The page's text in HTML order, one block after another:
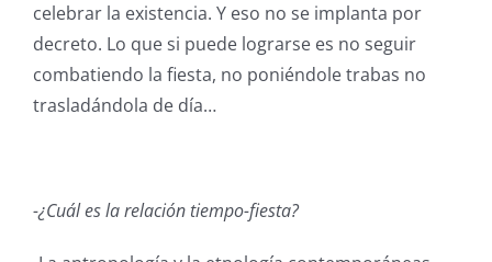
celebrar la existencia. Y eso no se implanta por
decreto. Lo que si puede lograrse es no seguir
combatiendo la fiesta, no poniéndole trabas no
trasladándola de día…
-¿Cuál es la relación tiempo-fiesta?